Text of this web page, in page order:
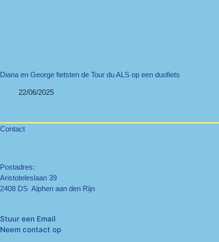
Diana en George fietsten de Tour du ALS op een duofiets
22/06/2025
Contact
Postadres:
Aristoteleslaan 39
2408 DS Alphen aan den Rijn
Stuur een Email
Neem contact op